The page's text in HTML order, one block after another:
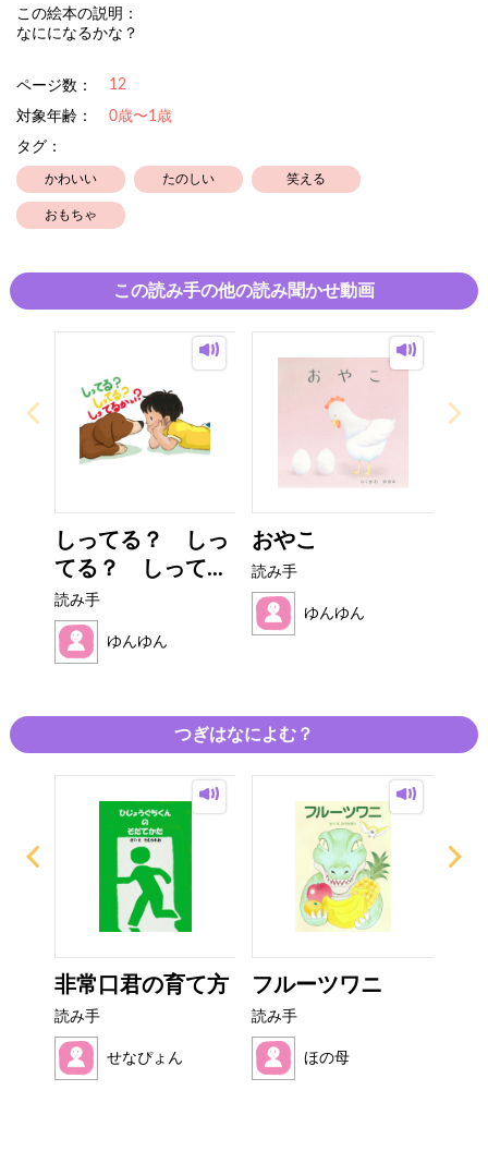
この絵本の説明：
なにになるかな？
ページ数： 12
対象年齢：
0歳〜1歳
タグ：
かわいい たのしい 笑える
おもちゃ
この読み手の他の読み聞かせ動画
しってる？ しっ
てる？ しって...
読み手
ゆんゆん
おやこ
読み手
ゆんゆん
つぎはなによむ？
非常口君の育て方
読み手
せなぴょん
フルーツワニ
読み手
ほの母